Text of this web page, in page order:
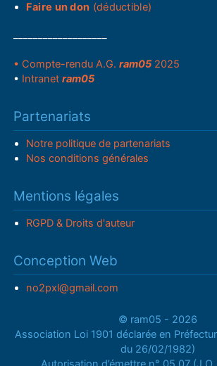
Faire un don (déductible)
• Compte-rendu A.G.ram05 2025
• Intranetram05
Partenariats
Notre politique de partenariats
Nos conditions générales
Mentions légales
RGPD & Droits d'auteur
Conception Web
no2pxl@gmail.com
© ram05 - 2026
Association Loi 1901 déclarée en
du 26/02/1982)